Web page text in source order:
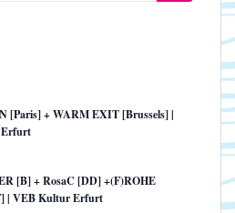
[Paris] + WARM EXIT [Brussels] |
Erfurt
[B] + RosaC [DD] +(F)ROHE
| VEB Kultur Erfurt